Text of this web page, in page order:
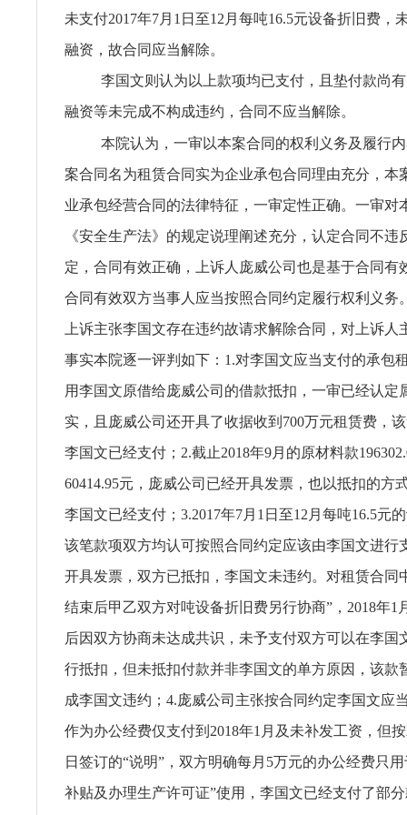
未支付2017年7月1日至12月每吨16.5元设备折旧费，
融资，故合同应当解除。
李国文则认为以上款项均已支付，且垫付款尚
融资等未完成不构成违约，合同不应当解除。
本院认为，一审以本案合同的权利义务及履行
案合同名为租赁合同实为企业承包合同理由充分，本
业承包经营合同的法律特征，一审定性正确。一审对
《安全生产法》的规定说理阐述充分，认定合同不违
定，合同有效正确，上诉人庞威公司也是基于合同有
合同有效双方当事人应当按照合同约定履行权利义务
上诉主张李国文存在违约故请求解除合同，对上诉人
事实本院逐一评判如下：1.对李国文应当支付的承包
用李国文原借给庞威公司的借款抵扣，一审已经认定
实，且庞威公司还开具了收据收到700万元租赁费，
李国文已经支付；2.截止2018年9月的原材料款
60414.95元，庞威公司已经开具发票，也以抵扣的方
李国文已经支付；3.2017年7月1日至12月每吨16.5元
该笔款项双方均认可按照合同约定应该由李国文进行
开具发票，双方已抵扣，李国文未违约。对租赁合同
结束后甲乙双方对吨设备折旧费另行协商”，2018年1
后因双方协商未达成共识，未予支付双方可以在李国
行抵扣，但未抵扣付款并非李国文的单方原因，该款
成李国文违约；4.庞威公司主张按合同约定李国文应
作为办公经费仅支付到2018年1月及未补发工资，但
日签订的“说明”，双方明确每月5万元的办公经费只
补贴及办理生产许可证”使用，李国文已经支付了部